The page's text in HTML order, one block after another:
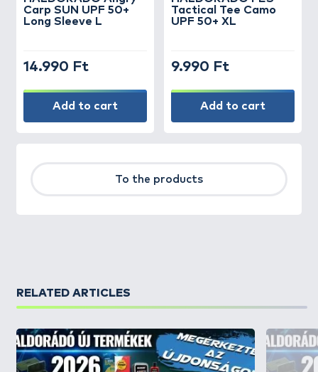
Carp SUN UPF 50+
Long Sleeve L
14.990 Ft
Add to cart
Tactical Tee Camo
UPF 50+ XL
9.990 Ft
Add to cart
To the products
RELATED ARTICLES